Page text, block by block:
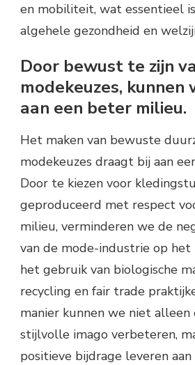
en mobiliteit, wat essentieel
algehele gezondheid en
Door bewust te zijn
modekeuzes, kunnen
aan een beter milieu.
Het maken van bewuste
modekeuzes draagt bij aan
Door te kiezen voor
geproduceerd met respect
milieu, verminderen we de
van de mode-industrie op het
het gebruik van biologische
recycling en fair trade
manier kunnen we niet alleen
stijlvolle imago verbeteren,
positieve bijdrage leveren